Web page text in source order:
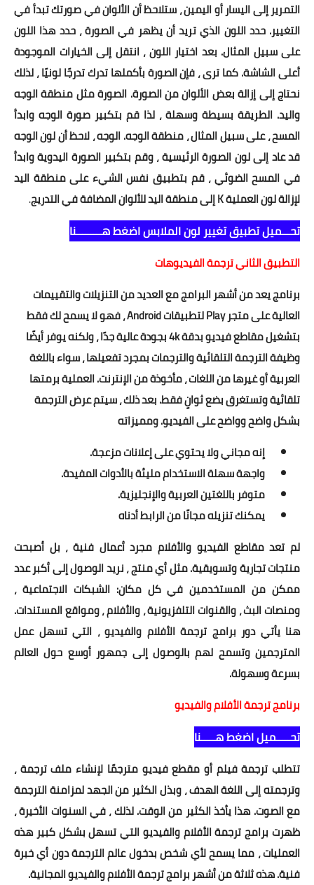
التمرير إلى اليسار أو اليمين ، ستلاحظ أن الألوان في صورتك تبدأ في
التغيير. حدد اللون الذي تريد أن يظهر في الصورة ، حدد هذا اللون
على سبيل المثال. بعد اختيار اللون ، انتقل إلى الخيارات الموجودة
أعلى الشاشة. كما ترى ، فإن الصورة بأكملها تدرك تدرجًا لونيًا ، لذلك
نحتاج إلى إزالة بعض الألوان من الصورة. الصورة مثل منطقة الوجه
واليد. الطريقة بسيطة وسهلة ، لذا قم بتكبير صورة الوجه وابدأ
المسح ، على سبيل المثال ، منطقة الوجه. الوجه ، لاحظ أن لون الوجه
قد عاد إلى لون الصورة الرئيسية ، وقم بتكبير الصورة اليدوية وابدأ
في المسح الضوئي ، قم بتطبيق نفس الشيء على منطقة اليد
لإزالة لون العملية K إلى منطقة اليد للألوان المضافة في التدريج
.
تحـــميل تطبيق تغيير لون الملابس اضغط هـــــــــنا
التطبيق الثاني ترجمة الفيديوهات
برنامج يعد من أشهر البرامج مع العديد من التنزيلات والتقييمات
العالية على متجر Play لتطبيقات Android ، فهو لا يسمح لك فقط
بتشغيل مقاطع فيديو بدقة 4k بجودة عالية جدًا ، ولكنه يوفر أيضًا
وظيفة الترجمة التلقائية والترجمات بمجرد تفعيلها ، سواء باللغة
العربية أو غيرها من اللغات ، مأخوذة من الإنترنت. العملية برمتها
تلقائية وتستغرق بضع ثوانٍ فقط. بعد ذلك ، سيتم عرض الترجمة
بشكل واضح وواضح على الفيديو. ومميزاته
إنه مجاني ولا يحتوي على إعلانات مزعجة.
واجهة سهلة الاستخدام مليئة بالأدوات المفيدة.
متوفر باللغتين العربية والإنجليزية.
يمكنك تنزيله مجانًا من الرابط أدناه
لم تعد مقاطع الفيديو والأفلام مجرد أعمال فنية ، بل أصبحت
منتجات تجارية وتسويقية. مثل أي منتج ، نريد الوصول إلى أكبر عدد
ممكن من المستخدمين في كل مكان: الشبكات الاجتماعية ،
ومنصات البث ، والقنوات التلفزيونية ، والأفلام ، ومواقع المستندات.
هنا يأتي دور برامج ترجمة الأفلام والفيديو ، التي تسهل عمل
المترجمين وتسمح لهم بالوصول إلى جمهور أوسع حول العالم
بسرعة وسهولة.
برنامج ترجمة الأفلام والفيديو
تحـــــميل اضغط هـــــنا
تتطلب ترجمة فيلم أو مقطع فيديو مترجمًا لإنشاء ملف ترجمة ،
وترجمته إلى اللغة الهدف ، وبذل الكثير من الجهد لمزامنة الترجمة
مع الصوت. هذا يأخذ الكثير من الوقت. لذلك ، في السنوات الأخيرة ،
ظهرت برامج ترجمة الأفلام والفيديو التي تسهل بشكل كبير هذه
العمليات ، مما يسمح لأي شخص بدخول عالم الترجمة دون أي خبرة
فنية. هذه ثلاثة من أشهر برامج ترجمة الأفلام والفيديو المجانية.